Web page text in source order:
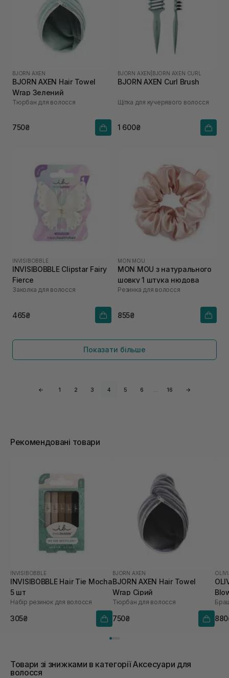
BJORN AXEN
BJORN AXEN Hair Towel
Wrap Зелений
Тюрбан для волосся
750₴
BJORN AXEN BJORN AXEN CURL
BJORN AXEN Curl Brush
Щітка для кучерявого волосся
1 600₴
INVISIBOBBLE
INVISIBOBBLE Clipstar Fairy
Fierce
Заколка для волосся
465₴
MON MOU
MON MOU з натурального
шовку 1 штука нюдова
Резинка для волосся
855₴
Показати більше
← 1 2 3 4 5 6 … 16 →
Рекомендовані товари
INVISIBOBBLE
INVISIBOBBLE Hair Tie Mocha
5 шт
Набір резинок для волосся
305₴
BJORN AXEN
BJORN AXEN Hair Towel
Wrap Сірий
Тюрбан для волосся
750₴
Товари зі знижками в категорії Аксесуари для
волосся